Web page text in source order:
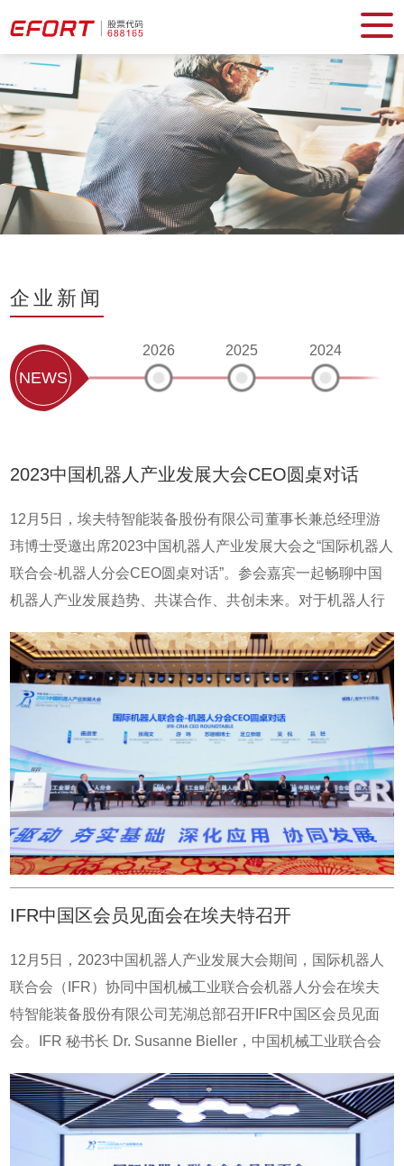
企业新闻
NEWS
2026 2025 2024
2023中国机器人产业发展大会CEO圆桌对话
12月5日，埃夫特智能装备股份有限公司董事长兼总经理游
玮博士受邀出席2023中国机器人产业发展大会之“国际机器人
联合会-机器人分会CEO圆桌对话”。参会嘉宾一起畅聊中国
机器人产业发展趋势、共谋合作、共创未来。对于机器人行
的发展前景广阔增长潜力巨大，未来的智能机器人一定是硬
件、软件和APP的结合。要推动机器人进入千行百业，需要
加强机器人智能化编程技术，如提升易用性，开发应用
APP、降低使用门槛。同时机器人安全使用问题也值得高度
重视，要加强标准化的安全使用规范制定，进一步提升机器
人的使用安全性。关于在当前国际环境下如何通过国际合作
来促进国内外产业链协同发展的讨论，各位嘉宾均对企业加
强国际化布局表示认同。游玮博士发言中说到，埃夫特一直
是坚定的“全球化“布局的践行者。公司成立至今先后收购了4
欧洲市场，成功打开欧洲市场大门并带动通用机器人在欧洲
的销售。埃夫特相信全球化是大势所趋，同时在阶段性的逆
全球化的环境下，也应针对不同国情和环境制定合理合规的
经营策略。
IFR中国区会员见面会在埃夫特召开
12月5日，2023中国机器人产业发展大会期间，国际机器人
联合会（IFR）协同中国机械工业联合会机器人分会在埃夫
特智能装备股份有限公司芜湖总部召开IFR中国区会员见面
会。IFR 秘书长 Dr. Susanne Bieller，中国机械工业联合会
会国际部主管王丽丽和IFR中国区会员们一行到访埃夫特，
进行座谈交流与访问。国际机器人联合会（IFR）作为全球
性的机器人行业组织，高度重视中国机器人市场的发展。近